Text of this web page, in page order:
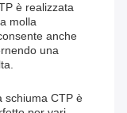
è realizzata
molla
anche
una
schiuma CTP è